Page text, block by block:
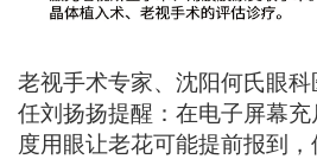
老视手术专家、沈阳何氏眼
任刘扬扬提醒：在电子屏幕
度用眼让老花可能提前报到